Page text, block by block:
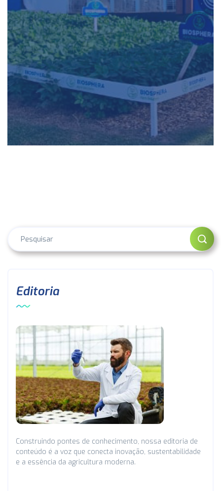
Editoria
Construindo pontes de conhecimento, nossa editoria de
conteúdo é a voz que conecta inovação, sustentabilidade
e a essência da agricultura moderna.